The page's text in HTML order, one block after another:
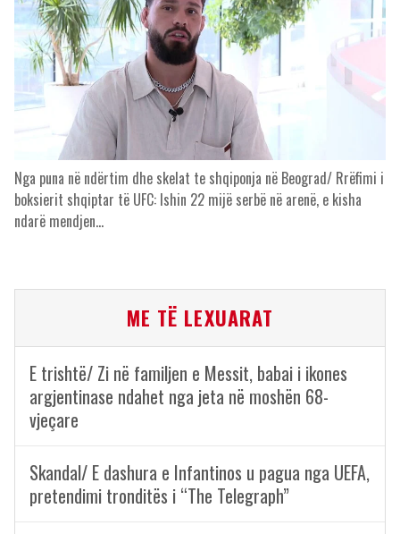
Nga puna në ndërtim dhe skelat te shqiponja në Beograd/ Rrëfimi i
boksierit shqiptar të UFC: Ishin 22 mijë serbë në arenë, e kisha
ndarë mendjen…
ME TË LEXUARAT
E trishtë/ Zi në familjen e Messit, babai i ikones
argjentinase ndahet nga jeta në moshën 68-
vjeçare
Skandal/ E dashura e Infantinos u pagua nga UEFA,
pretendimi tronditës i “The Telegraph”